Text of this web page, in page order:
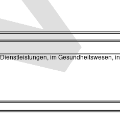
im Gesundheitswesen, in